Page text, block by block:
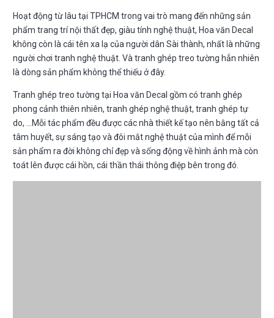
Hoạt động từ lâu tại TPHCM trong vai trò mang đến những sản
phẩm trang trí nội thất đẹp, giàu tính nghệ thuật, Hoa văn Decal
không còn là cái tên xa lạ của người dân Sài thành, nhất là những
người chơi tranh nghệ thuật. Và tranh ghép treo tường hẳn nhiên
là dòng sản phẩm không thể thiếu ở đây.
Tranh ghép treo tường tại Hoa văn Decal gồm có tranh ghép
phong cảnh thiên nhiên, tranh ghép nghệ thuật, tranh ghép tự
do, …Mỗi tác phẩm đều được các nhà thiết kế tạo nên bằng tất cả
tâm huyết, sự sáng tạo và đôi mắt nghệ thuật của mình để mỗi
sản phẩm ra đời không chỉ đẹp và sống động về hình ảnh mà còn
toát lên được cái hồn, cái thần thái thông điệp bên trong đó.